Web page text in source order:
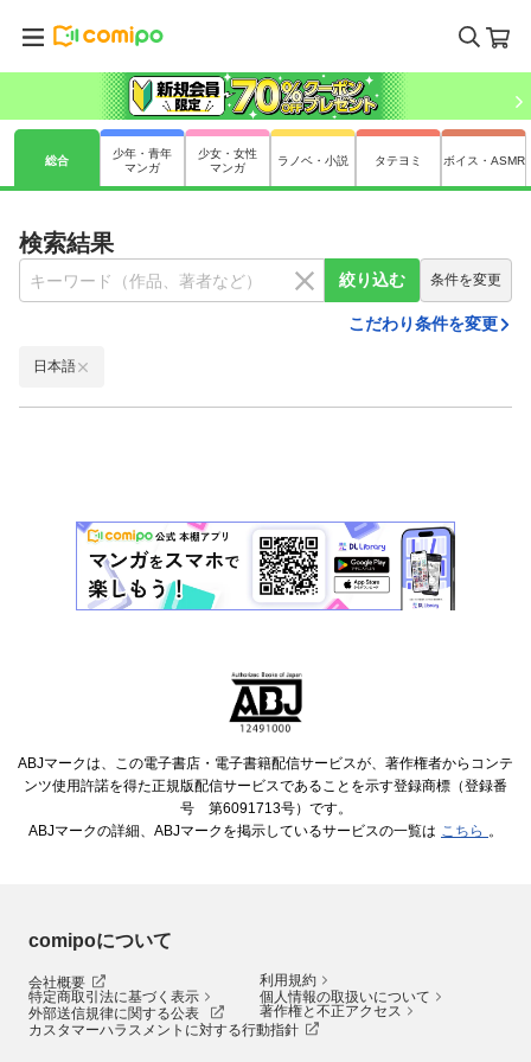
総合
少年・青年
マンガ
少女・女性
マンガ
ラノベ・小説 タテヨミ ボイス・ASMR
検索結果
絞り込む 条件を変更
こだわり条件を変更
日本語
ABJマークは、この電子書店・電子書籍配信サービスが、著作権者からコンテ
ンツ使用許諾を得た正規版配信サービスであることを示す登録商標（登録番
号 第6091713号）です。
ABJマークの詳細、ABJマークを掲示しているサービスの一覧は こちら 。
comipoについて
会社概要
利用規約
特定商取引法に基づく表示
個人情報の取扱いについて
外部送信規律に関する公表
著作権と不正アクセス
カスタマーハラスメントに対する行動指針